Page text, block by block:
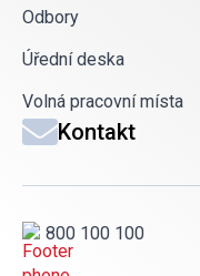
Odbory
Úřední deska
Volná pracovní místa
Kontakt
800 100 100